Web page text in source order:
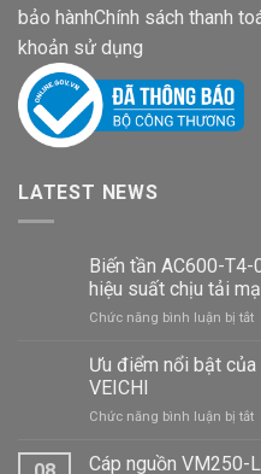
bảo hànhChính sách thanh
khoản sử dụng
LATEST NEWS
Biến tần AC600-
hiệu suất chịu tải
Chức năng bình luận bị tắtở
Ưu điểm nổi bật
VEICHI
Chức năng bình luận bị tắtở
Cáp nguồn VM250-